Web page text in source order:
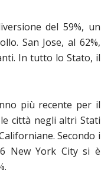
del 59%, un
San Jose, al 62%,
In tutto lo Stato, il
più recente per il
città negli altri Stati
Secondo i
New York City si è